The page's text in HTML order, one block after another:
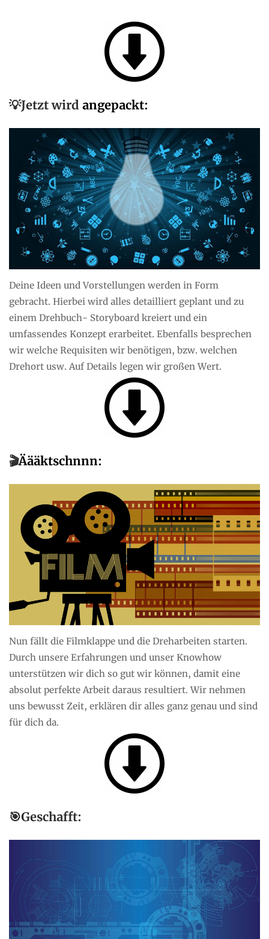
💡Jetzt wird angepackt:
Deine Ideen und Vorstellungen werden in Form
gebracht. Hierbei wird alles detailliert geplant und zu
einem Drehbuch- Storyboard kreiert und ein
umfassendes Konzept erarbeitet. Ebenfalls besprechen
wir welche Requisiten wir benötigen, bzw. welchen
Drehort usw. Auf Details legen wir großen Wert.
🎬Äääktschnnn:
Nun fällt die Filmklappe und die Dreharbeiten starten.
Durch unsere Erfahrungen und unser Knowhow
unterstützen wir dich so gut wir können, damit eine
absolut perfekte Arbeit daraus resultiert. Wir nehmen
uns bewusst Zeit, erklären dir alles ganz genau und sind
für dich da.
🎯Geschafft: